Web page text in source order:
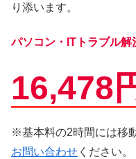
り添います。
パソコン・ITトラブル解
16,478
※基本料の2時間には移
お問い合わせ ください。